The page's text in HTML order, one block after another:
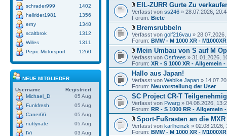
schrader999
1402
hellrider1981
1356
erny
1348
scaltbrok
1312
Willes
1311
Pepic-Motorsport
1260
NEUE MITGLIEDER
Username
Registriert
Michael_D
05 Aug
Funkfresh
05 Aug
Caner66
05 Aug
nuttynate
05 Aug
IVi
03 Aug
EIL-ZURR Gurte Zu
Verfasst von ss246 » 28.07.2026,
Forum: Biete
Bremsrubbeln
Verfasst von golf216vau »
Forum: BMW - M 1000 XR - M1000XR
Mein Umbau von S auf M
Verfasst von Ostfrees » 31.01.2026,
Forum: XR - S 1000 XR - Allgemein
Hallo aus Japan!
Verfasst von Webike Japan »
Forum: Neuvorstellung der User
SC Project CR-T
Verfasst von Pwarg » 04.08.2026,
Forum: RR - S 1000 RR - Allgemein
Sport-Fußrasten an die MXR
Verfasst von karlheinzk » 02.08.2026,
Forum: BMW - M 1000 XR - M1000XR